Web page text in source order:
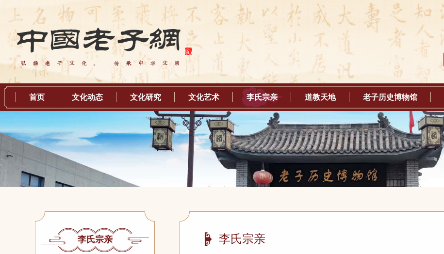
首页 文化动态 文化研究 文化艺术 李氏宗亲 道教天地 老子历史博物馆
李氏宗亲 李氏宗亲